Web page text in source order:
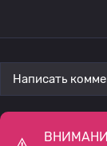
Написать